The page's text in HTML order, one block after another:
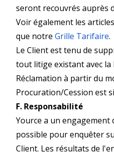
seront recouvrés auprès
Voir également les articles
que notre Grille Tarifaire.
Le Client est tenu de
tout litige existant avec la
Réclamation à partir du
Procuration/Cession est
F. Responsabilité
Yource a un
possible pour enquêter
Client. Les résultats de